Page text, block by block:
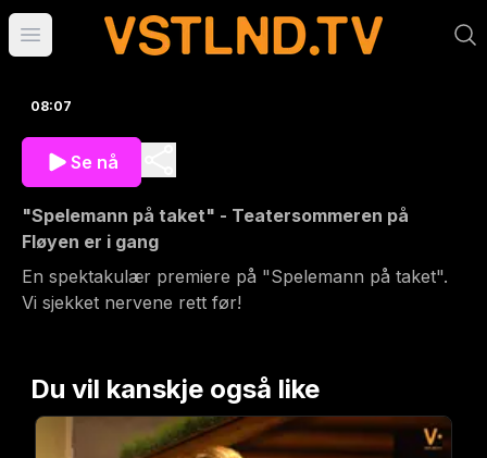
Åpne hovedmeny
08:07
Se nå
"Spelemann på taket" - Teatersommeren på
Fløyen er i gang
En spektakulær premiere på "Spelemann på taket".
Vi sjekket nervene rett før!
Du vil kanskje også like